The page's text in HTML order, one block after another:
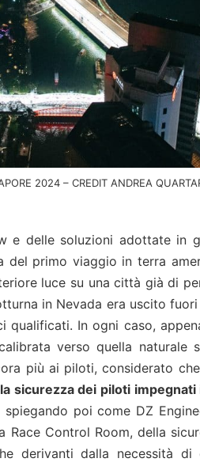
2024 – CREDIT ANDREA
e delle soluzioni adottate in
del primo viaggio in terra
luce su una città già di
in Nevada era uscito
qualificati. In ogni caso,
verso quella naturale
più ai piloti, considerato che
sicurezza dei piloti impegnati
spiegando poi come DZ
Control Room, della
derivanti dalla necessità